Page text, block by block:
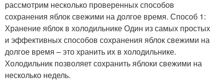
рассмотрим несколько проверенных способов
сохранения яблок свежими на долгое время. Способ 1:
Хранение яблок в холодильнике Один из самых простых
и эффективных способов сохранения яблок свежими на
долгое время – это хранить их в холодильнике.
Холодильник позволяет сохранить яблоки свежими на
несколько недель.